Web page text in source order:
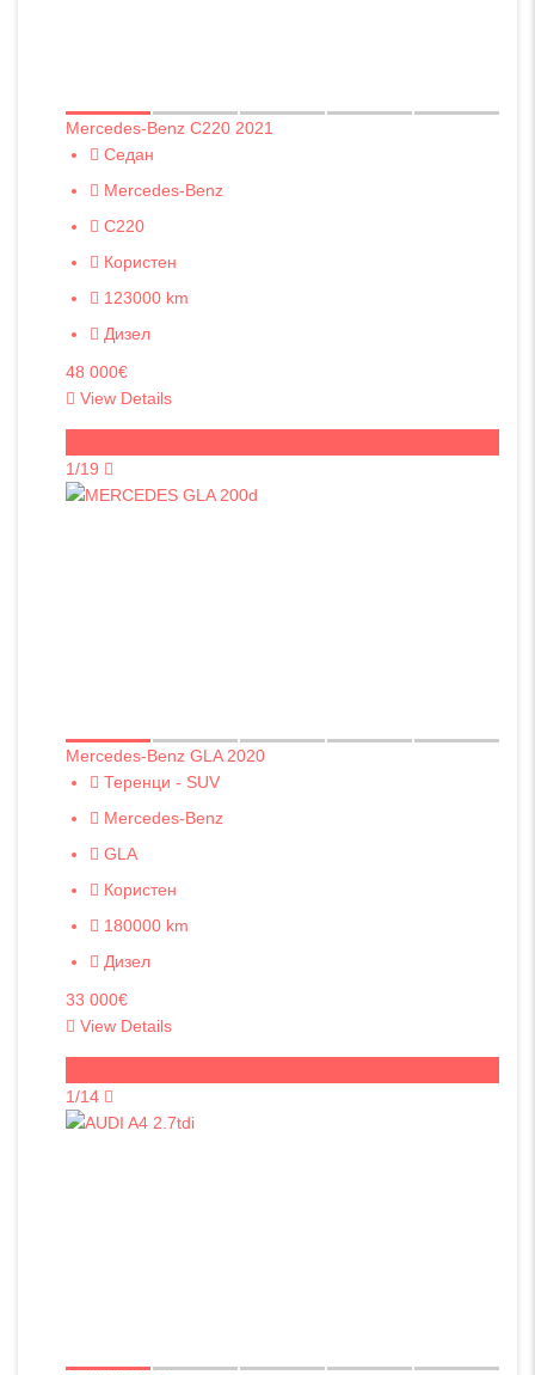
Mercedes-Benz C220 2021
Седан
Mercedes-Benz
C220
Користен
123000 km
Дизел
48 000€
View Details
1/19
Mercedes-Benz GLA 2020
Теренци - SUV
Mercedes-Benz
GLA
Користен
180000 km
Дизел
33 000€
View Details
1/14